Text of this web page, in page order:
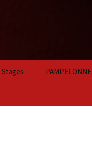
Stages PAMPELONNE